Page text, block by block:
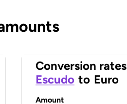
Conversion rates
Escudo to Euro
Amount